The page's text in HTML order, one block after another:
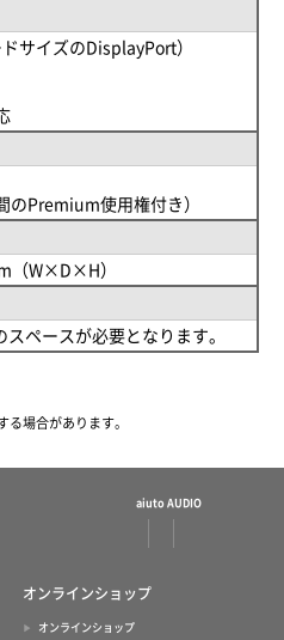
サイズのDisplayPort）
Premium使用権付き）
（W×D×H）
ペースが必要となります。
場合があります。
aiuto AUDIO
オンラインショップ
オンラインショップ